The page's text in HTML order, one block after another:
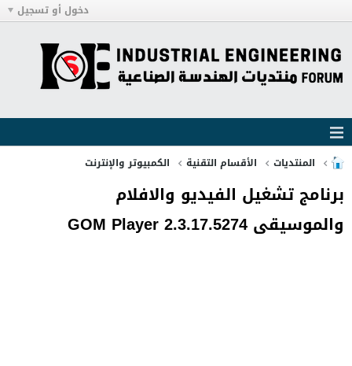
دخول أو تسجيل
المنتديات الأقسام التقنية الكمبيوتر والإنترنت
برنامج تشغيل الفيديو والافلام
والموسيقى GOM Player 2.3.17.5274